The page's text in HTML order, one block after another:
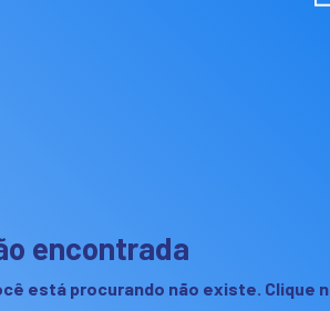
encontrada
está procurando não existe. Clique